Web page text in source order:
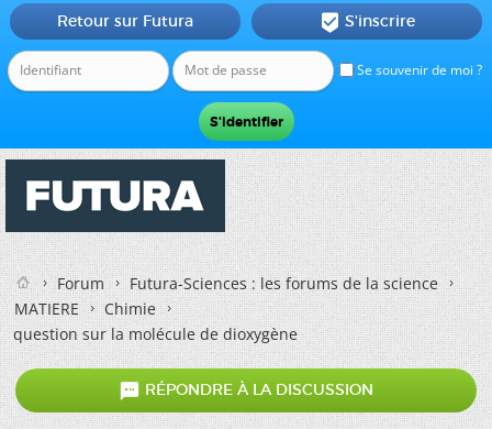
Se souvenir de moi ?
Retour sur Futura  S'inscrire
Forum
Futura-Sciences : les forums de la science
MATIERE
Chimie
question sur la molécule de dioxygène
 RÉPONDRE À LA DISCUSSION